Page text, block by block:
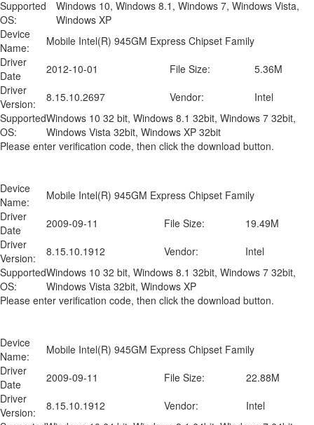
Supported
OS:
Windows 10, Windows 8.1, Windows 7, Windows Vista,
Windows XP
Device
Name:
Mobile Intel(R) 945GM Express Chipset Family
Driver
Date
2012-10-01 File Size:
5.36M
Driver
Version:
8.15.10.2697 Vendor:
Intel
Supported
OS:
Windows 10 32 bit, Windows 8.1 32bit, Windows 7 32bit,
Windows Vista 32bit, Windows XP 32bit
Please enter verification code, then click the download button.
Device
Name:
Mobile Intel(R) 945GM Express Chipset Family
Driver
Date
2009-09-11 File Size:
19.49M
Driver
Version:
8.15.10.1912 Vendor:
Intel
Supported
OS:
Windows 10 32 bit, Windows 8.1 32bit, Windows 7 32bit,
Windows Vista 32bit, Windows XP
Please enter verification code, then click the download button.
Device
Name:
Mobile Intel(R) 945GM Express Chipset Family
Driver
Date
2009-09-11 File Size:
22.88M
Driver
Version:
8.15.10.1912 Vendor:
Intel